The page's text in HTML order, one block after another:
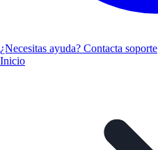
¿Necesitas ayuda? Contacta soporte
Inicio